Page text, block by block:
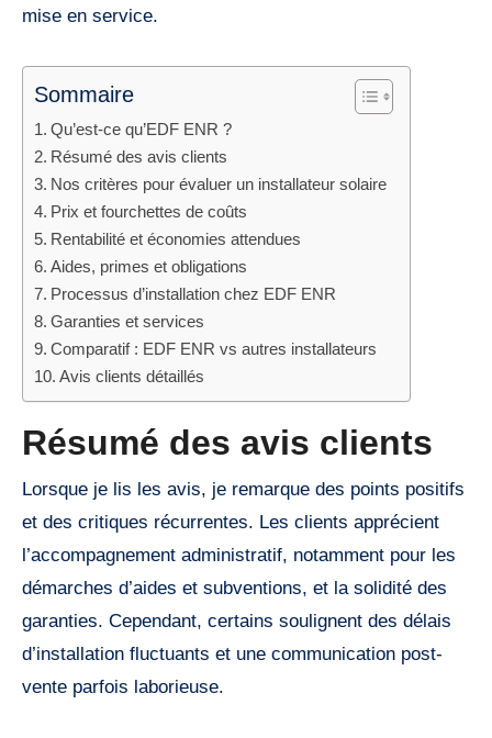
mise en service.
Sommaire
Qu’est-ce qu’EDF ENR ?
Résumé des avis clients
Nos critères pour évaluer un installateur solaire
Prix et fourchettes de coûts
Rentabilité et économies attendues
Aides, primes et obligations
Processus d’installation chez EDF ENR
Garanties et services
Comparatif : EDF ENR vs autres installateurs
Avis clients détaillés
Résumé des avis clients
Lorsque je lis les avis, je remarque des points positifs
et des critiques récurrentes. Les clients apprécient
l’accompagnement administratif, notamment pour les
démarches d’aides et subventions, et la solidité des
garanties. Cependant, certains soulignent des délais
d’installation fluctuants et une communication post-
vente parfois laborieuse.